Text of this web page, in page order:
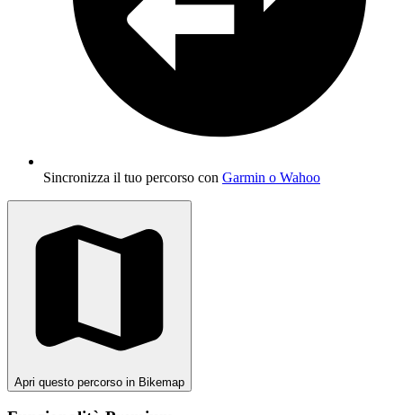
Sincronizza il tuo percorso con Garmin o Wahoo
Apri questo percorso in Bikemap